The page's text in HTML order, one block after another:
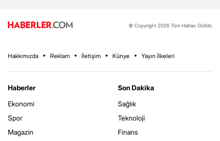
© Copyright 2026 Tüm Hakları Gizlidir.
Hakkımızda Reklam İletişim Künye Yayın İlkeleri
Haberler
Ekonomi
Spor
Magazin
Son Dakika
Sağlık
Teknoloji
Finans